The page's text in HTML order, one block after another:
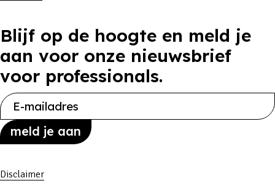
Blijf op de hoogte en meld je
aan voor onze nieuwsbrief
voor professionals.
Disclaimer